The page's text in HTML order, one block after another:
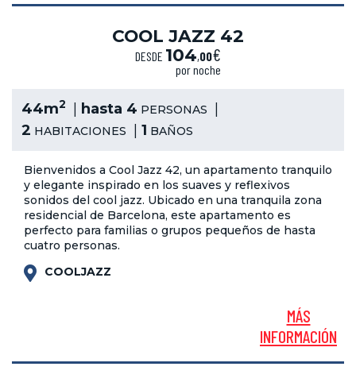
COOL JAZZ 42
DESDE 104,00€
por noche
44m2 hasta 4 PERSONAS
2 HABITACIONES 1 BAÑOS
Bienvenidos a Cool Jazz 42, un apartamento tranquilo
y elegante inspirado en los suaves y reflexivos
sonidos del cool jazz. Ubicado en una tranquila zona
residencial de Barcelona, este apartamento es
perfecto para familias o grupos pequeños de hasta
cuatro personas.
COOLJAZZ
MÁS
INFORMACIÓN